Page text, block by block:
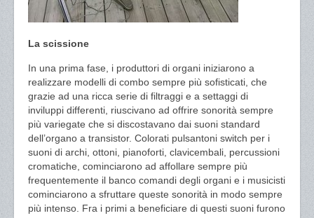
La scissione
In una prima fase, i produttori di organi iniziarono a
realizzare modelli di combo sempre più sofisticati, che
grazie ad una ricca serie di filtraggi e a settaggi di
inviluppi differenti, riuscivano ad offrire sonorità sempre
più variegate che si discostavano dai suoni standard
dell’organo a transistor. Colorati pulsantoni switch per i
suoni di archi, ottoni, pianoforti, clavicembali, percussioni
cromatiche, cominciarono ad affollare sempre più
frequentemente il banco comandi degli organi e i musicisti
cominciarono a sfruttare queste sonorità in modo sempre
più intenso. Fra i primi a beneficiare di questi suoni furono